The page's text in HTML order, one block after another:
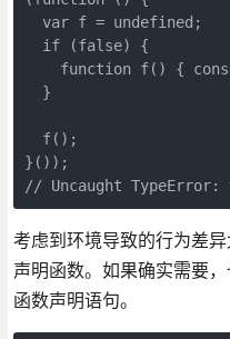
  var f = undefined;
  if (false) {
function f() {
  }
  f();
}());
考虑到环境导致的行为差
声明函数。如果确实需要
函数声明语句。